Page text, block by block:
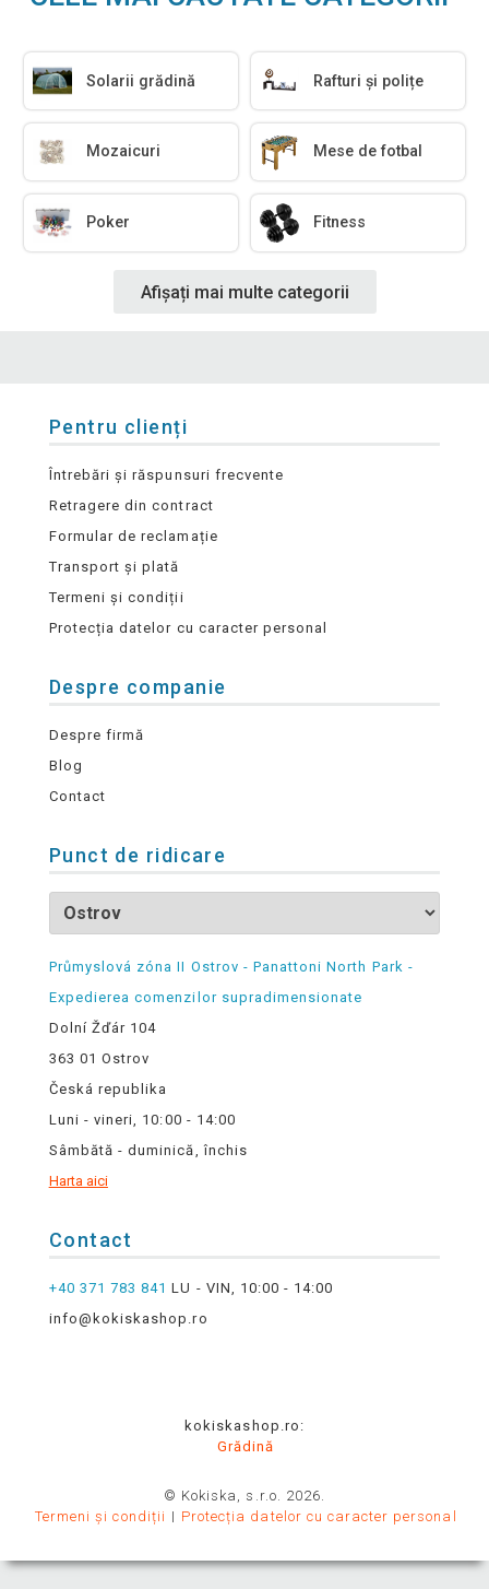
Solarii grădină Rafturi și polițe
Mozaicuri Mese de fotbal
Poker Fitness
Afișați mai multe categorii
Pentru clienți
Întrebări și răspunsuri frecvente
Retragere din contract
Formular de reclamație
Transport și plată
Termeni și condiții
Protecția datelor cu caracter personal
Despre companie
Despre firmă
Blog
Contact
Punct de ridicare
Průmyslová zóna II Ostrov - Panattoni North Park -
Expedierea comenzilor supradimensionate
Dolní Žďár 104
363 01 Ostrov
Česká republika
Luni - vineri, 10:00 - 14:00
Sâmbătă - duminică, închis
Harta aici
Contact
+40 371 783 841 LU - VIN, 10:00 - 14:00
info@kokiskashop.ro
kokiskashop.ro:
Grădină
© Kokiska, s.r.o. 2026.
Termeni și condiții
Protecția datelor cu caracter personal